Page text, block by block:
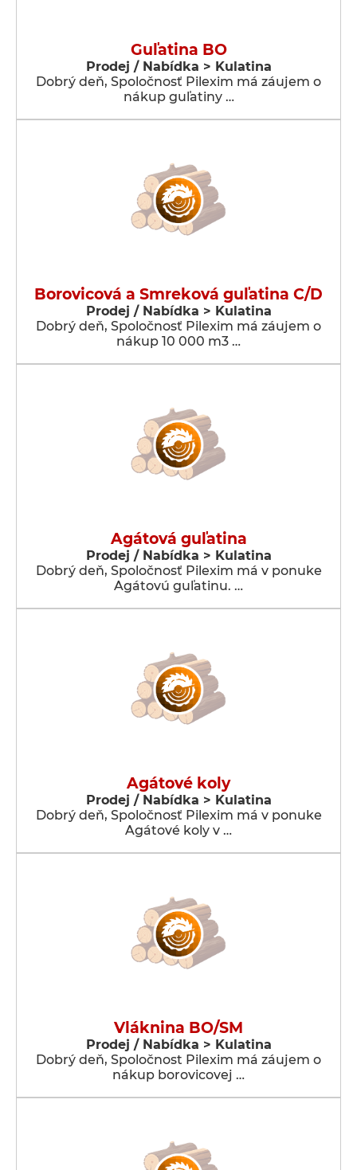
Guľatina BO
Prodej / Nabídka > Kulatina
Dobrý deň, Spoločnosť Pilexim má záujem o
nákup guľatiny …
Borovicová a Smreková guľatina C/D
Prodej / Nabídka > Kulatina
Dobrý deň, Spoločnosť Pilexim má záujem o
nákup 10 000 m3 …
Agátová guľatina
Prodej / Nabídka > Kulatina
Dobrý deň, Spoločnosť Pilexim má v ponuke
Agátovú guľatinu. …
Agátové koly
Prodej / Nabídka > Kulatina
Dobrý deň, Spoločnosť Pilexim má v ponuke
Agátové koly v …
Vláknina BO/SM
Prodej / Nabídka > Kulatina
Dobrý deň, Spoločnost Pilexim má záujem o
nákup borovicovej …